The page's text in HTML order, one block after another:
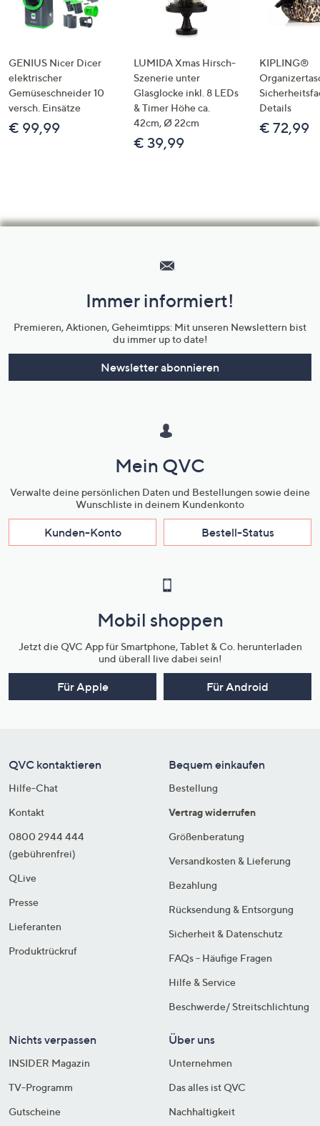
GENIUS Nicer Dicer
elektrischer
Gemüseschneider 10
versch. Einsätze
€ 99,99
LUMIDA Xmas Hirsch-
Szenerie unter
Glasglocke inkl. 8 LEDs
& Timer Höhe ca.
42cm, Ø 22cm
€ 39,99
KIPLING®
Details
€ 72,99
Unternehmensinformationen
Immer informiert!
Premieren, Aktionen, Geheimtipps: Mit unseren Newslettern bist
du immer up to date!
Newsletter abonnieren
Mein QVC
Verwalte deine persönlichen Daten und Bestellungen sowie deine
Wunschliste in deinem Kundenkonto
Kunden-Konto Bestell-Status
Mobil shoppen
Jetzt die QVC App für Smartphone, Tablet & Co. herunterladen
und überall live dabei sein!
Für Apple Für Android
QVC kontaktieren
Hilfe-Chat
Kontakt
0800 2944 444
(gebührenfrei)
QLive
Presse
Lieferanten
Produktrückruf
Bequem einkaufen
Bestellung
Vertrag widerrufen
Größenberatung
Versandkosten & Lieferung
Bezahlung
Rücksendung & Entsorgung
Sicherheit & Datenschutz
FAQs - Häufige Fragen
Hilfe & Service
Beschwerde/ Streitschlichtung
Nichts verpassen
INSIDER Magazin
TV-Programm
Gutscheine
Über uns
Unternehmen
Das alles ist QVC
Nachhaltigkeit